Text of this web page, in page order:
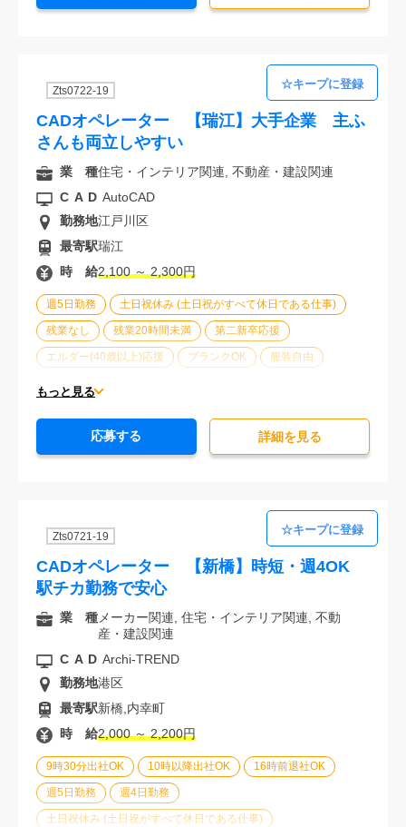
Zts0722-19
CADオペレーター 【瑞江】大手企業 主ふ
さんも両立しやすい
週5日勤務 土日祝休み (土日祝がすべて休日である仕事)
残業なし 残業20時間未満 第二新卒応援
エルダー(40歳以上)応援 ブランクOK 服装自由
大手企業
もっと見る
業 種住宅・インテリア関連, 不動産・建設関連
CAD AutoCAD
勤務地江戸川区
最寄駅瑞江
時 給2,100 ～ 2,300円
応募する 詳細を⾒る
Zts0721-19
CADオペレーター 【新橋】時短・週4OK
駅チカ勤務で安心
9時30分出社OK 10時以降出社OK 16時前退社OK
週5日勤務 週4日勤務
土日祝休み (土日祝がすべて休日である仕事)
業 種メーカー関連, 住宅・インテリア関連, 不動
産・建設関連
CAD Archi-TREND
勤務地港区
最寄駅新橋,内幸町
時 給2,000 ～ 2,200円